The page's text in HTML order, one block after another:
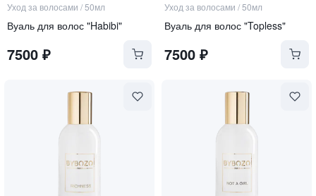
Уход за волосами /50мл
Вуаль для волос "Habibi"
7500 ₽
Уход за волосами /50мл
Вуаль для волос "Topless"
7500₽